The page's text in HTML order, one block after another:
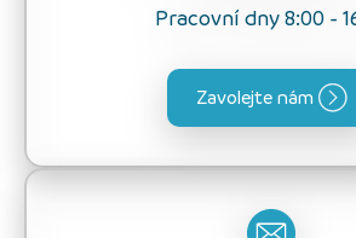
Pracovní dny 8:00 -
Zavolejte nám